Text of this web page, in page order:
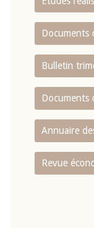
Documents
Bulletin
Documents
Annuaire
Revue